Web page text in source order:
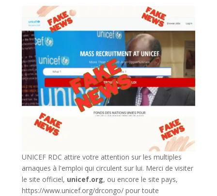
UNICEF RDC attire votre attention sur les multiples
arnaques à l'emploi qui circulent sur lui. Merci de visiter
le site officiel, unicef.org, ou encore le site pays,
https://www.unicef.org/drcongo/pour toute